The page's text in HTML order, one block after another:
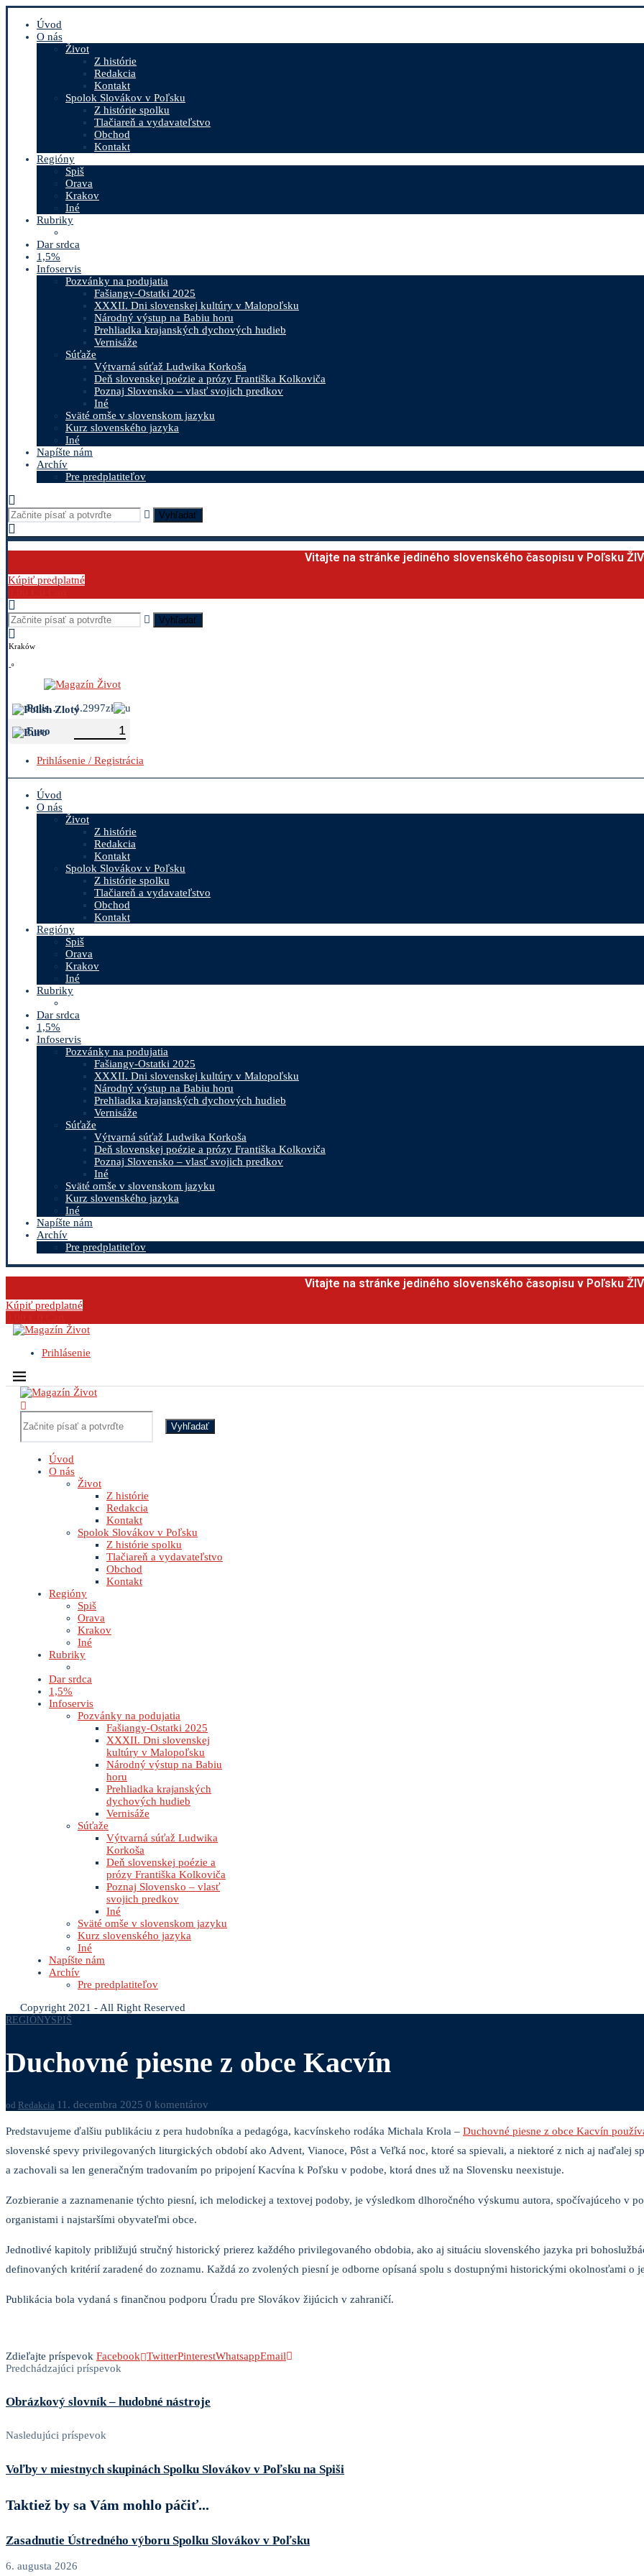
Úvod
O nás
Život
Z histórie
Redakcia
Kontakt
Spolok Slovákov v Poľsku
Z histórie spolku
Tlačiareň a vydavateľstvo
Obchod
Kontakt
Regióny
Spiš
Orava
Krakov
Iné
Rubriky
Dar srdca
1,5%
Infoservis
Pozvánky na podujatia
Fašiangy-Ostatki 2025
XXXII. Dni slovenskej kultúry v Malopoľsku
Národný výstup na Babiu horu
Prehliadka krajanských dychových hudieb
Vernisáže
Súťaže
Výtvarná súťaž Ludwika Korkoša
Deň slovenskej poézie a prózy Františka Kolkoviča
Poznaj Slovensko – vlasť svojich predkov
Iné
Sväté omše v slovenskom jazyku
Kurz slovenského jazyka
Iné
Napíšte nám
Archív
Pre predplatiteľov
Vyhľadať
Vitajte na stránke jediného slovenského časopisu v Poľsku
Kúpiť predplatné
Vyhľadať
Kraków
-º
Polish Zloty
4.2997zł
Euro
Prihlásenie / Registrácia
Úvod
O nás
Život
Z histórie
Redakcia
Kontakt
Spolok Slovákov v Poľsku
Z histórie spolku
Tlačiareň a vydavateľstvo
Obchod
Kontakt
Regióny
Spiš
Orava
Krakov
Iné
Rubriky
Dar srdca
1,5%
Infoservis
Pozvánky na podujatia
Fašiangy-Ostatki 2025
XXXII. Dni slovenskej kultúry v Malopoľsku
Národný výstup na Babiu horu
Prehliadka krajanských dychových hudieb
Vernisáže
Súťaže
Výtvarná súťaž Ludwika Korkoša
Deň slovenskej poézie a prózy Františka Kolkoviča
Poznaj Slovensko – vlasť svojich predkov
Iné
Sväté omše v slovenskom jazyku
Kurz slovenského jazyka
Iné
Napíšte nám
Archív
Pre predplatiteľov
Vitajte na stránke jediného slovenského časopisu v Poľsku
Kúpiť predplatné
Prihlásenie
Vyhľadať
Úvod
O nás
Život
Z histórie
Redakcia
Kontakt
Spolok Slovákov v Poľsku
Z histórie spolku
Tlačiareň a vydavateľstvo
Obchod
Kontakt
Regióny
Spiš
Orava
Krakov
Iné
Rubriky
Dar srdca
1,5%
Infoservis
Pozvánky na podujatia
Fašiangy-Ostatki 2025
XXXII. Dni slovenskej
kultúry v Malopoľsku
Národný výstup na Babiu
horu
Prehliadka krajanských
dychových hudieb
Vernisáže
Súťaže
Výtvarná súťaž Ludwika
Korkoša
Deň slovenskej poézie a
prózy Františka Kolkoviča
Poznaj Slovensko – vlasť
svojich predkov
Iné
Sväté omše v slovenskom jazyku
Kurz slovenského jazyka
Iné
Napíšte nám
Archív
Pre predplatiteľov
Copyright 2021 - All Right Reserved
REGIÓNYSPIŠ
Duchovné piesne z obce Kacvín
od Redakcia 11. decembra 2025 0 komentárov
Predstavujeme ďalšiu publikáciu z pera hudobníka a pedagóga, kacvínskeho rodáka Michala Krola – Duchovné piesne z obce Kacvín
slovenské spevy privilegovaných liturgických období ako Advent, Vianoce, Pôst a Veľká noc, ktoré sa spievali, a niektoré z nich aj naďalej
a zachovali sa len generačným tradovaním po pripojení Kacvína k Poľsku v podobe, ktorá dnes už na Slovensku neexistuje.
Zozbieranie a zaznamenanie týchto piesní, ich melodickej a textovej podoby, je výsledkom dlhoročného výskumu autora, spočívajúceho v
organistami i najstaršími obyvateľmi obce.
Jednotlivé kapitoly približujú stručný historický prierez každého privilegovaného obdobia, ako aj situáciu slovenského jazyka pri
definovaných kritérií zaradené do zoznamu. Každá zo zvolených piesní je odborne opísaná spolu s dostupnými historickými okolnosťami o
Publikácia bola vydaná s finančnou podporu Úradu pre Slovákov žijúcich v zahraničí.
Zdieľajte príspevok Facebook TwitterPinterestWhatsappEmail
Predchádzajúci príspevok
Obrázkový slovník – hudobné nástroje
Nasledujúci príspevok
Voľby v miestnych skupinách Spolku Slovákov v Poľsku na Spiši
Taktiež by sa Vám mohlo páčiť...
Zasadnutie Ústredného výboru Spolku Slovákov v Poľsku
6. augusta 2026